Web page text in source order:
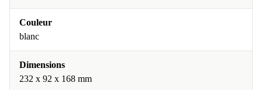
Couleur
blanc
Dimensions
232 x 92 x 168 mm